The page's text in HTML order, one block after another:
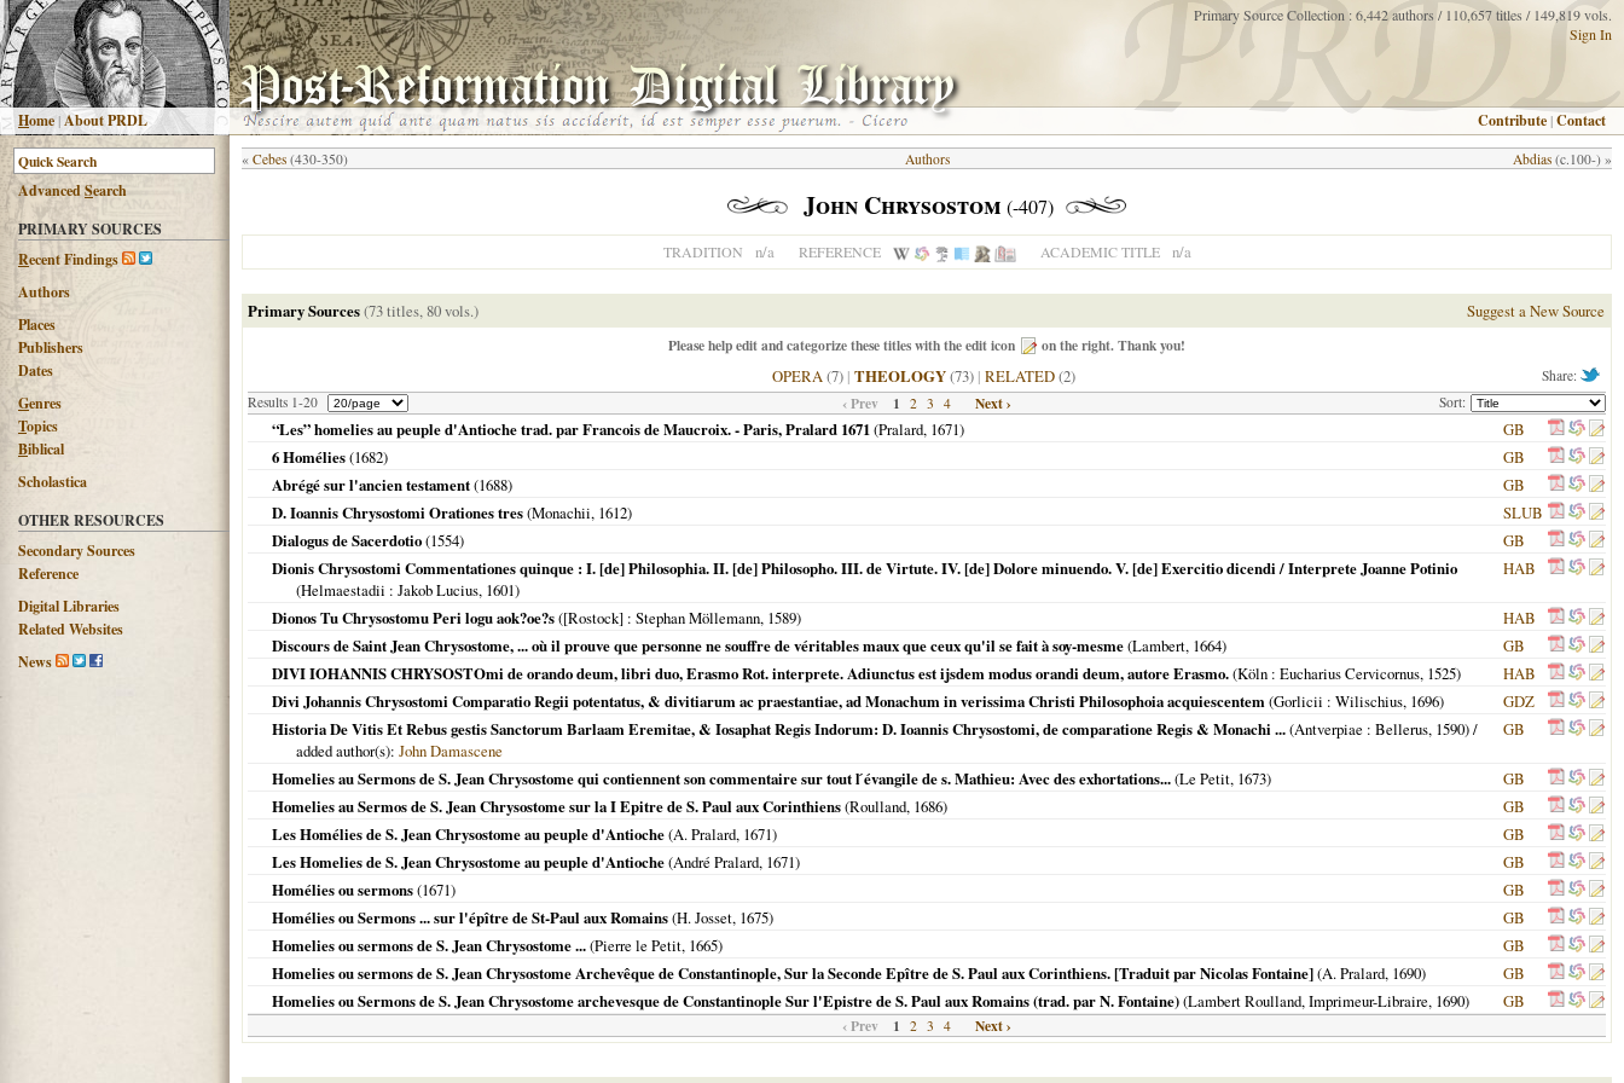
Home |About PRDL
Primary Source Collection : 6,442 authors / 110,657 titles / 149,819 vols.
Sign In
Contribute |Contact
AdvancedSearch
PRIMARY SOURCES
Recent Findings
Authors
Places
Publishers
Dates
Genres
Topics
Biblical
Scholastica
OTHER RESOURCES
Secondary Sources
Reference
Digital Libraries
Related Websites
News
« Cebes (430-350) Abdias (c.100-) »
Authors
John Chrysostom (-407)
TRADITION n/a REFERENCE ACADEMIC TITLE n/a
Primary Sources(73 titles, 80 vols.) Suggest a New Source
Please help edit and categorize these titles with the edit icon on the right. Thank you!
Share:
OPERA(7) | THEOLOGY(73) | RELATED(2)
Results 1-20 Sort:
‹ Prev 1 2 3 4 Next ›
“Les” homelies au peuple d'Antioche trad. par Francois de Maucroix. - Paris, Pralard 1671(Pralard, 1671)
GB
6 Homélies(1682)
GB
Abrégé sur l'ancien testament(1688)
GB
D. Ioannis Chrysostomi Orationes tres(Monachii, 1612)
SLUB
Dialogus de Sacerdotio(1554)
GB
Dionis Chrysostomi Commentationes quinque : I. [de] Philosophia. II. [de] Philosopho. III. de Virtute. IV. [de] Dolore minuendo. V. [de] Exercitio dicendi / Interprete Joanne Potinio
(Helmaestadii : Jakob Lucius, 1601)
HAB
Dionos Tu Chrysostomu Peri logu aok?oe?s([Rostock] : Stephan Möllemann, 1589)
HAB
Discours de Saint Jean Chrysostome, ... où il prouve que personne ne souffre de véritables maux que ceux qu'il se fait à soy-mesme(Lambert, 1664)
GB
DIVI IOHANNIS CHRYSOSTOmi de orando deum, libri duo, Erasmo Rot. interprete. Adiunctus est ijsdem modus orandi deum, autore Erasmo.(Köln : Eucharius Cervicornus, 1525)
HAB
Divi Johannis Chrysostomi Comparatio Regii potentatus, & divitiarum ac praestantiae, ad Monachum in verissima Christi Philosophoia acquiescentem(Gorlicii : Wilischius, 1696)
GDZ
Historia De Vitis Et Rebus gestis Sanctorum Barlaam Eremitae, & Iosaphat Regis Indorum: D. Ioannis Chrysostomi, de comparatione Regis & Monachi ...(Antverpiae : Bellerus, 1590) /
added author(s): John Damascene
GB
Homelies au Sermons de S. Jean Chrysostome qui contiennent son commentaire sur tout l ́évangile de s. Mathieu: Avec des exhortations...(Le Petit, 1673)
GB
Homelies au Sermos de S. Jean Chrysostome sur la I Epitre de S. Paul aux Corinthiens(Roulland, 1686)
GB
Les Homélies de S. Jean Chrysostome au peuple d'Antioche(A. Pralard, 1671)
GB
Les Homelies de S. Jean Chrysostome au peuple d'Antioche(André Pralard, 1671)
GB
Homélies ou sermons(1671)
GB
Homélies ou Sermons ... sur l'épître de St-Paul aux Romains(H. Josset, 1675)
GB
Homelies ou sermons de S. Jean Chrysostome ...(Pierre le Petit, 1665)
GB
Homelies ou sermons de S. Jean Chrysostome Archevêque de Constantinople, Sur la Seconde Epître de S. Paul aux Corinthiens. [Traduit par Nicolas Fontaine](A. Pralard, 1690)
GB
Homelies ou Sermons de S. Jean Chrysostome archevesque de Constantinople Sur l'Epistre de S. Paul aux Romains (trad. par N. Fontaine)(Lambert Roulland, Imprimeur-Libraire, 1690) GB
‹ Prev 1 2 3 4 Next ›